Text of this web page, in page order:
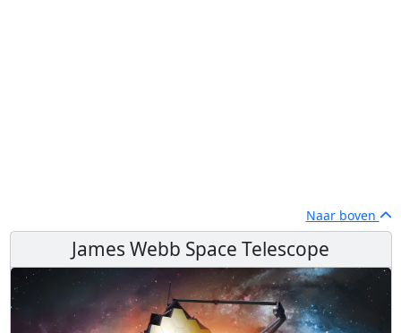
Naar boven
James Webb Space Telescope